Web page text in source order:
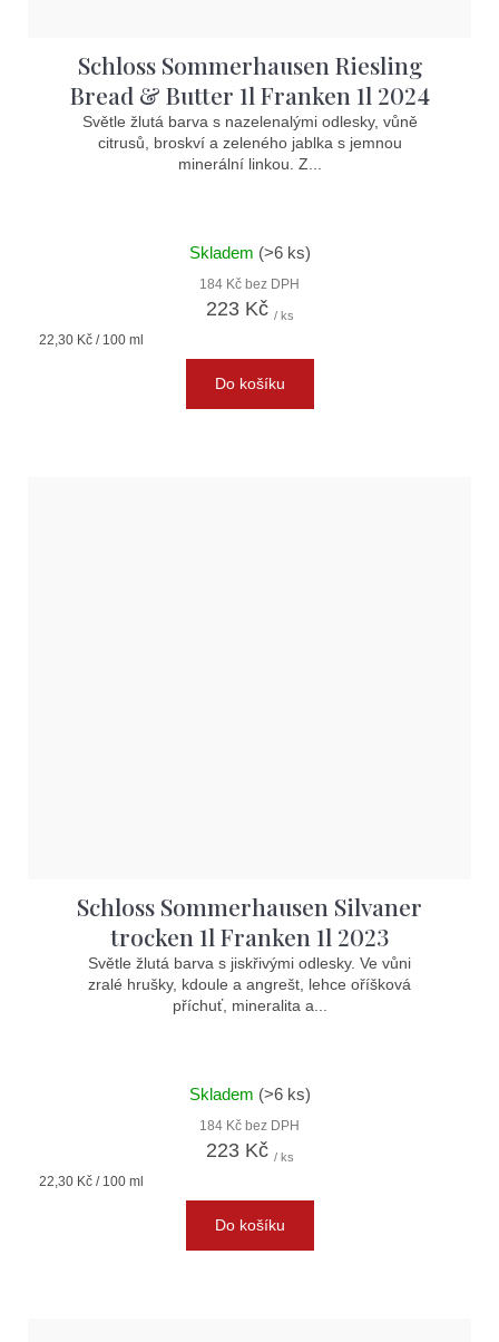
Schloss Sommerhausen Riesling
Bread & Butter 1l Franken 1l 2024
Světle žlutá barva s nazelenalými odlesky, vůně
citrusů, broskví a zeleného jablka s jemnou
minerální linkou. Z...
Skladem (>6 ks)
184 Kč bez DPH
223 Kč / ks
Měrná
22,30 Kč / 100 ml
Do košíku
Schloss Sommerhausen Silvaner
trocken 1l Franken 1l 2023
Světle žlutá barva s jiskřivými odlesky. Ve vůni
zralé hrušky, kdoule a angrešt, lehce oříšková
příchuť, mineralita a...
Skladem (>6 ks)
184 Kč bez DPH
223 Kč / ks
Měrná
22,30 Kč / 100 ml
Do košíku